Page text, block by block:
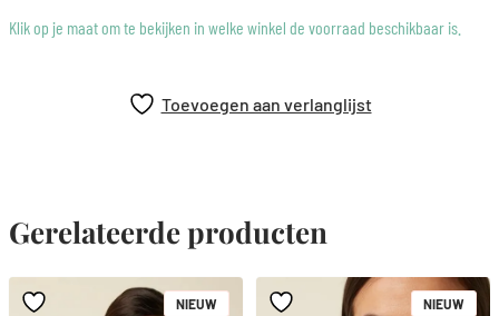
Klik op je maat om te bekijken in welke winkel de voorraad beschikbaar is.
Toevoegen aan verlanglijst
Gerelateerde producten
NIEUW NIEUW